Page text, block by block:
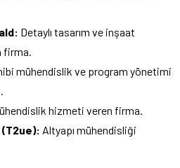
Detaylı tasarım ve inşaat
mühendislik ve program yönetimi
hizmeti veren firma.
Altyapı mühendisliği